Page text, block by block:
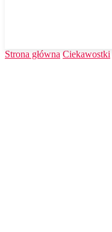
Strona główna Ciekawostki